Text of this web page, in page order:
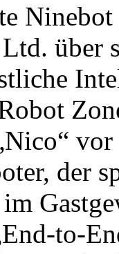
über
der
to-